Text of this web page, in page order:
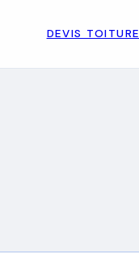
DEVIS